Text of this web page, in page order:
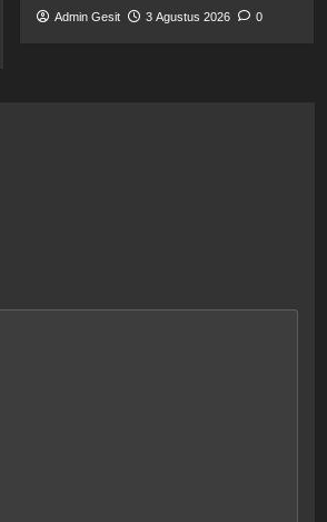
Admin Gesit 3 Agustus 2026 0